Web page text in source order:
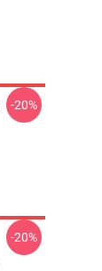
-20%
-20%